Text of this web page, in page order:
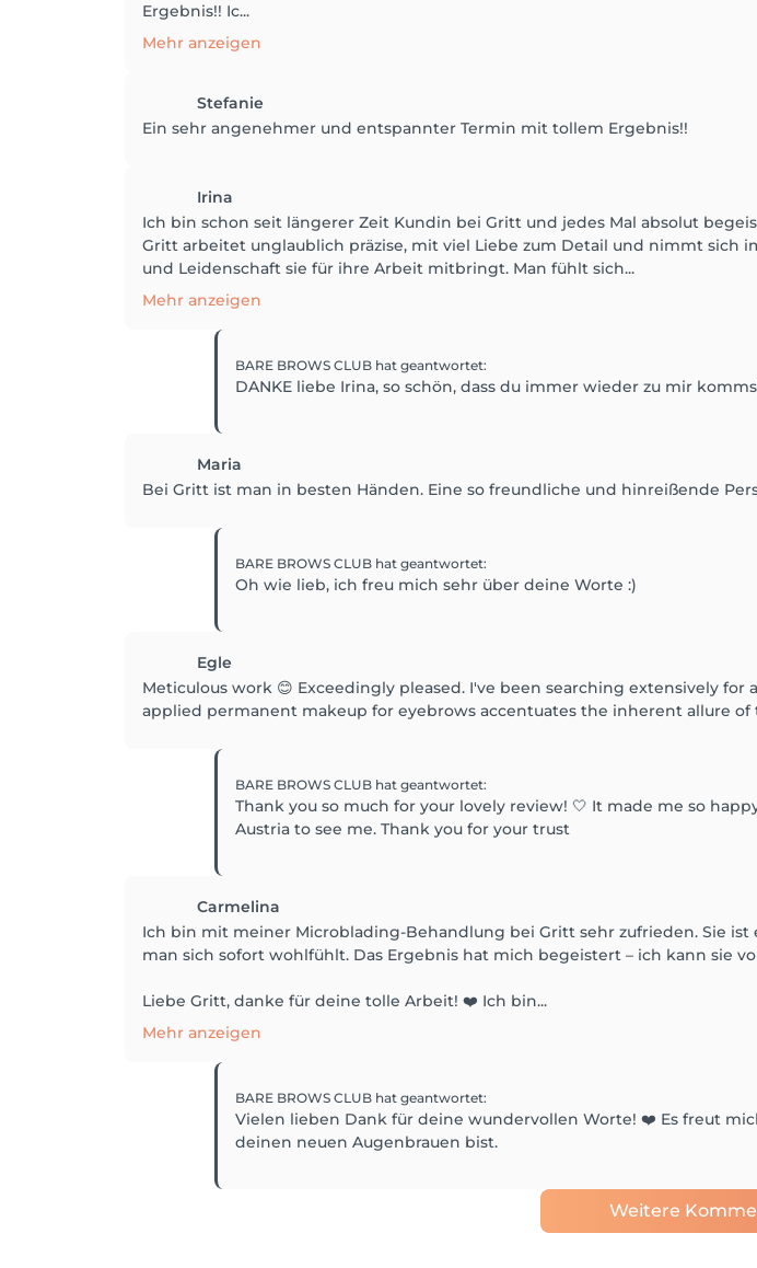
Ergebnis!! Ic...
Mehr anzeigen
Stefanie
Ein sehr angenehmer und entspannter Termin mit tollem Ergebnis!!
Irina
Ich bin schon seit längerer Zeit Kundin bei Gritt und jedes Mal absolut
Gritt arbeitet unglaublich präzise, mit viel Liebe zum Detail und nimmt sich
und Leidenschaft sie für ihre Arbeit mitbringt. Man fühlt sich...
Mehr anzeigen
BARE BROWS CLUB hat geantwortet:
DANKE liebe Irina, so schön, dass du immer wieder zu mir
Maria
Bei Gritt ist man in besten Händen. Eine so freundliche und hinreißende
BARE BROWS CLUB hat geantwortet:
Oh wie lieb, ich freu mich sehr über deine Worte :)
Egle
Meticulous work 😊 Exceedingly pleased. I've been searching extensively
applied permanent makeup for eyebrows accentuates the inherent allure
BARE BROWS CLUB hat geantwortet:
Thank you so much for your lovely review! 🤍 It made me so
Austria to see me. Thank you for your trust
Carmelina
Ich bin mit meiner Microblading-Behandlung bei Gritt sehr zufrieden. Sie
man sich sofort wohlfühlt. Das Ergebnis hat mich begeistert – ich kann sie
Liebe Gritt, danke für deine tolle Arbeit! ❤️ Ich bin...
Mehr anzeigen
BARE BROWS CLUB hat geantwortet:
Vielen lieben Dank für deine wundervollen Worte! ❤️ Es freut
deinen neuen Augenbrauen bist.
Weitere